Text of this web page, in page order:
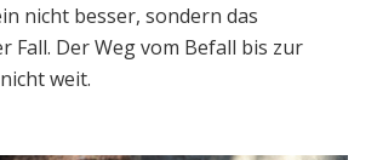
nicht besser, sondern das
Fall. Der Weg vom Befall bis zur
weit.